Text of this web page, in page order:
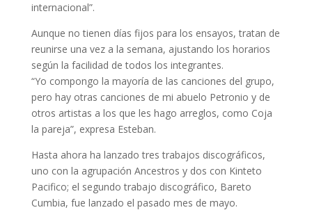
internacional”.
Aunque no tienen días fijos para los ensayos, tratan de
reunirse una vez a la semana, ajustando los horarios
según la facilidad de todos los integrantes.
“Yo compongo la mayoría de las canciones del grupo,
pero hay otras canciones de mi abuelo Petronio y de
otros artistas a los que les hago arreglos, como Coja
la pareja”, expresa Esteban.
Hasta ahora ha lanzado tres trabajos discográficos,
uno con la agrupación Ancestros y dos con Kinteto
Pacifico; el segundo trabajo discográfico, Bareto
Cumbia, fue lanzado el pasado mes de mayo.